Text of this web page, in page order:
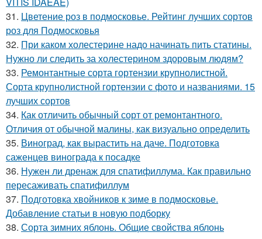
31. Цветение роз в подмосковье. Рейтинг лучших сортов
роз для Подмосковья
32. При каком холестерине надо начинать пить статины.
Нужно ли следить за холестерином здоровым людям?
33. Ремонтантные сорта гортензии крупнолистной.
Сорта крупнолистной гортензии с фото и названиями. 15
лучших сортов
34. Как отличить обычный сорт от ремонтантного.
Отличия от обычной малины, как визуально определить
35. Виноград, как вырастить на даче. Подготовка
саженцев винограда к посадке
36. Нужен ли дренаж для спатифиллума. Как правильно
пересаживать спатифиллум
37. Подготовка хвойников к зиме в подмосковье.
Добавление статьи в новую подборку
38. Сорта зимних яблонь. Общие свойства яблонь